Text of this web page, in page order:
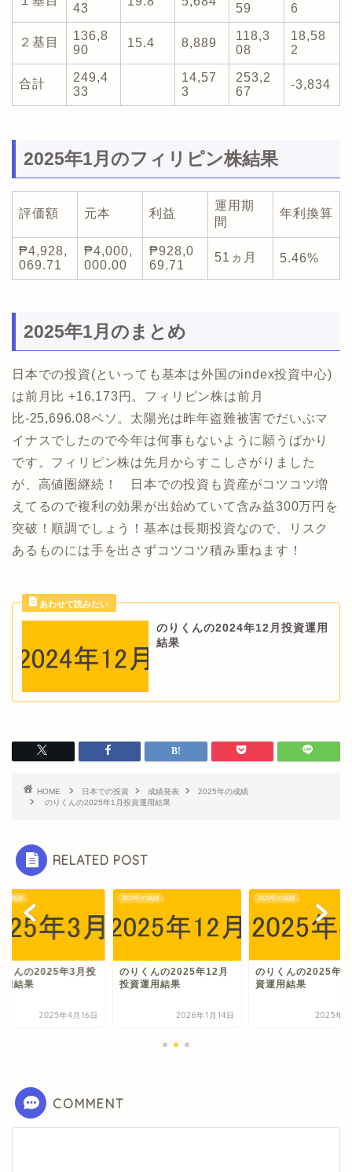
43
59
6
２基目
136,8
90
15.4 8,889
118,3
08
18,58
2
合計
249,4
33
14,57
3
253,2
67
-3,834
2025年1月のフィリピン株結果
評価額 元本 利益
運用期
間
年利換算
₱4,928,
069.71
₱4,000,
000.00
₱928,0
69.71
51ヵ月 5.46%
2025年1月のまとめ
日本での投資(といっても基本は外国のindex投資中心)
は前月比 +16,173円。フィリピン株は前月
比-25,696.08ペソ。太陽光は昨年盗難被害でだいぶマ
イナスでしたので今年は何事もないように願うばかり
です。フィリピン株は先月からすこしさがりました
が、高値圏継続！ 日本での投資も資産がコツコツ増
えてるので複利の効果が出始めていて含み益300万円を
突破！順調でしょう！基本は長期投資なので、リスク
あるものには手を出さずコツコツ積み重ねます！
のりくんの2024年12月投資運用
結果
HOME 日本での投資 成績発表
2025年の成績
のりくんの2025年1月投資運用結果
RELATED POST
の成績
くんの2025年3月投
用結果
2025年4月16日
2025年の成績
のりくんの2025年12月
投資運用結果
2026年1月14日
2025年の成績
のりくんの2025年4
資運用結果
2025年5
COMMENT